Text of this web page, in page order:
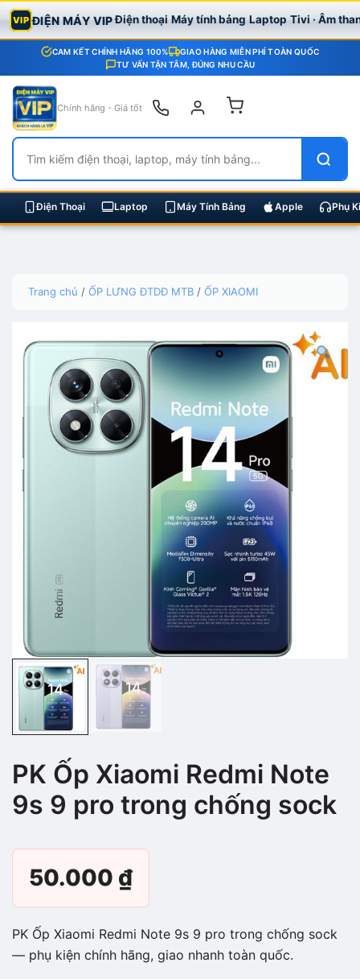
VIP ĐIỆN MÁY VIPĐiện thoại Máy tính bảng Laptop Tivi · Âm
CAM KẾT CHÍNH HÃNG 100%
GIAO HÀNG MIỄN PHÍ TOÀN QUỐC
TƯ VẤN TẬN TÂM, ĐÚNG NHU CẦU
Chính hãng - Giá tốt
Điện Thoại Laptop Máy Tính Bảng Apple Phụ
Trang chủ / ỐP LƯNG ĐTDĐ MTB / ỐP XIAOMI
PK Ốp Xiaomi Redmi Note
9s 9 pro trong chống sock
50.000 ₫
PK Ốp Xiaomi Redmi Note 9s 9 pro trong chống sock
— phụ kiện chính hãng, giao nhanh toàn quốc.